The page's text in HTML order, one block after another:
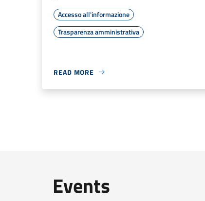
Accesso all'informazione
Trasparenza amministrativa
READ MORE
Events